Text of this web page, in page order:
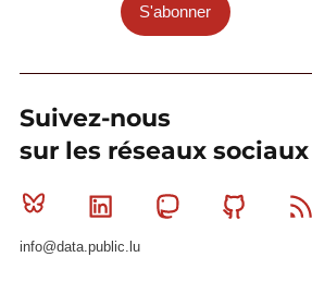
S'abonner
Suivez-nous
sur les réseaux sociaux
Bluesky Linkedin MastodonGithub
info@data.public.lu